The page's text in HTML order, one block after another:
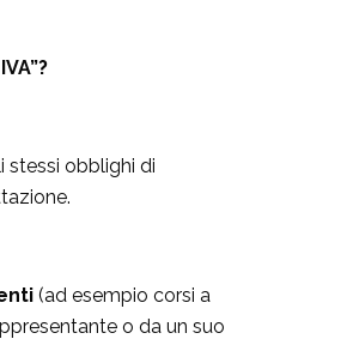
stessi obblighi di
(ad esempio corsi a
o da un suo